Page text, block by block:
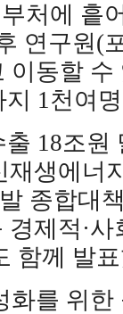
처에 흩
연구원(
이동할
1천여
18조원
재생에너
종합대
제적·
함께 발
화를 위